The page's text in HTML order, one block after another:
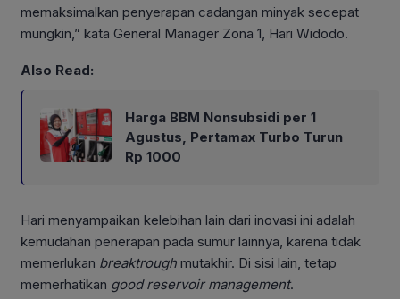
memaksimalkan penyerapan cadangan minyak secepat
mungkin,” kata General Manager Zona 1, Hari Widodo.
Also Read:
Harga BBM Nonsubsidi per 1
Agustus, Pertamax Turbo Turun
Rp 1000
Hari menyampaikan kelebihan lain dari inovasi ini adalah
kemudahan penerapan pada sumur lainnya, karena tidak
memerlukan breaktrough mutakhir. Di sisi lain, tetap
memerhatikan good reservoir management.